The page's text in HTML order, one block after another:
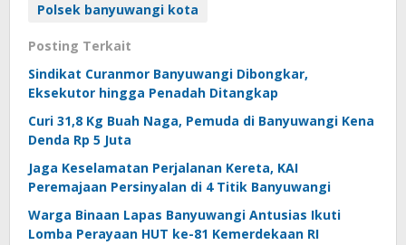
Polsek banyuwangi kota
Posting Terkait
Sindikat Curanmor Banyuwangi Dibongkar,
Eksekutor hingga Penadah Ditangkap
Curi 31,8 Kg Buah Naga, Pemuda di Banyuwangi Kena
Denda Rp 5 Juta
Jaga Keselamatan Perjalanan Kereta, KAI
Peremajaan Persinyalan di 4 Titik Banyuwangi
Warga Binaan Lapas Banyuwangi Antusias Ikuti
Lomba Perayaan HUT ke-81 Kemerdekaan RI